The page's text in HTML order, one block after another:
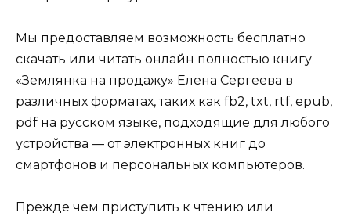
Мы предоставляем возможность бесплатно
скачать или читать онлайн полностью книгу
«Землянка на продажу» Елена Сергеева в
различных форматах, таких как fb2, txt, rtf, epub,
pdf на русском языке, подходящие для любого
устройства — от электронных книг до
смартфонов и персональных компьютеров.
Прежде чем приступить к чтению или